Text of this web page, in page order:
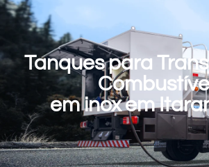
Tanques para
em inox em